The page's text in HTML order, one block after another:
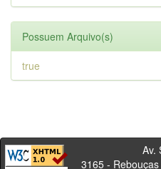
Possuem Arquivo(s)
true
Av. Sete
3165 -